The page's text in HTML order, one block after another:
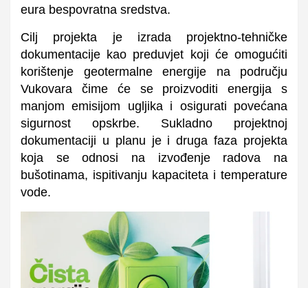
eura bespovratna sredstva.
Cilj projekta je izrada projektno-tehničke
dokumentacije kao preduvjet koji će omogućiti
korištenje geotermalne energije na području
Vukovara čime će se proizvoditi energija s
manjom emisijom ugljika i osigurati povećana
sigurnost opskrbe. Sukladno projektnoj
dokumentaciji u planu je i druga faza projekta
koja se odnosi na izvođenje radova na
bušotinama, ispitivanju kapaciteta i temperature
vode.